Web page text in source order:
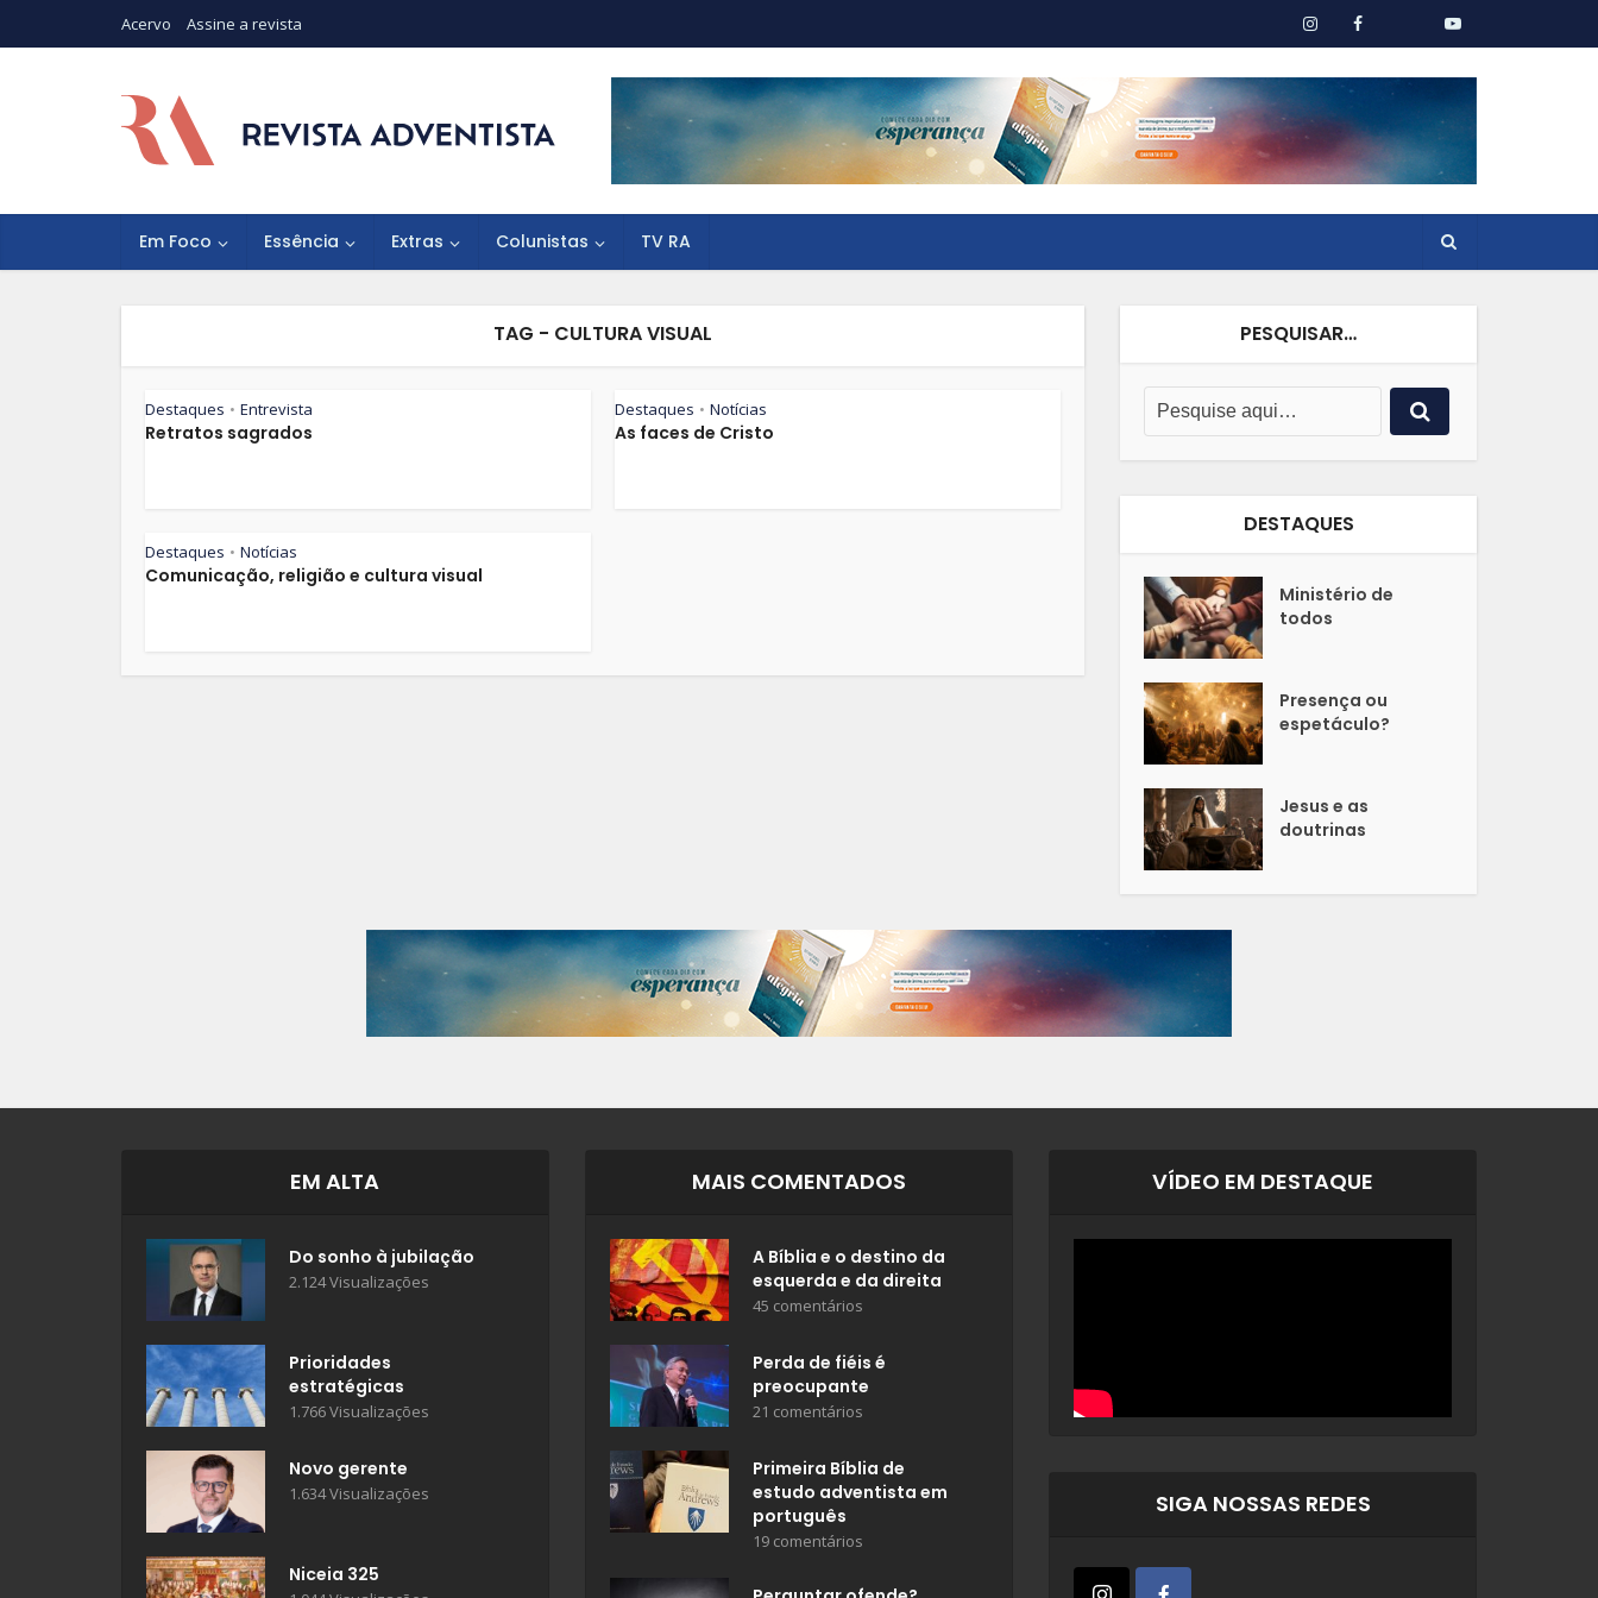
Acervo Assine a revista
Em Foco Essência Extras Colunistas TV RA
TAG - CULTURA VISUAL
Destaques • Entrevista
Retratos sagrados
Destaques • Notícias
As faces de Cristo
Destaques • Notícias
Comunicação, religião e cultura visual
PESQUISAR…
DESTAQUES
Ministério de
todos
Presença ou
espetáculo?
Jesus e as
doutrinas
EM ALTA
Do sonho à jubilação
2.124 Visualizações
Prioridades
estratégicas
1.766 Visualizações
Novo gerente
1.634 Visualizações
Niceia 325
MAIS COMENTADOS
A Bíblia e o destino da
esquerda e da direita
45 comentários
Perda de fiéis é
preocupante
21 comentários
Primeira Bíblia de
estudo adventista em
português
19 comentários
VÍDEO EM DESTAQUE
SIGA NOSSAS REDES